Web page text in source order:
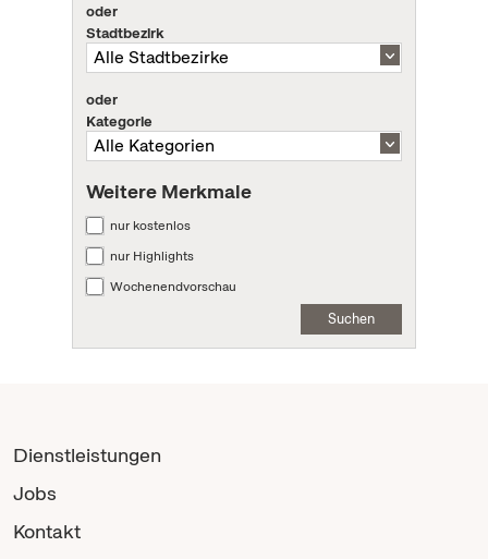
oder
Stadtbezirk
oder
Kategorie
Weitere Merkmale
nur kostenlos
nur Highlights
Wochenendvorschau
Suchen
Dienstleistungen
Jobs
Kontakt